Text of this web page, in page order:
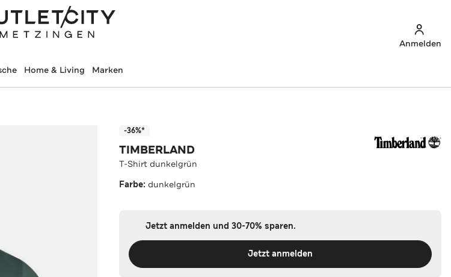
Anmelden
Home & Living Marken
-36%*
TIMBERLAND
T-Shirt dunkelgrün
Farbe:dunkelgrün
Jetzt anmelden und 30-70% sparen.
Jetzt anmelden